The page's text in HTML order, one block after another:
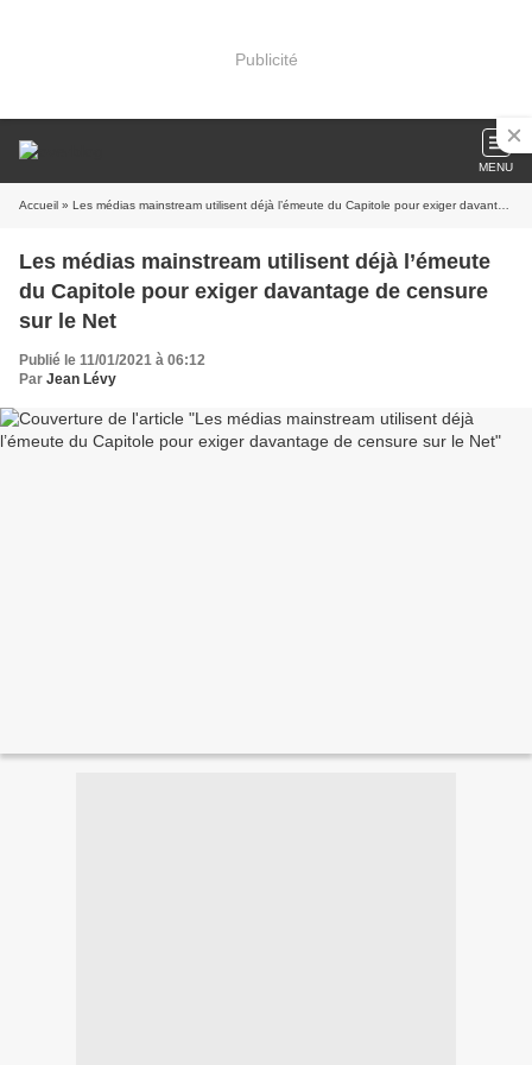
Publicité
MENU
Accueil » Les médias mainstream utilisent déjà l’émeute du Capitole pour exiger davantage de censure sur le Net
Les médias mainstream utilisent déjà l’émeute
du Capitole pour exiger davantage de censure
sur le Net
Publié le 11/01/2021 à 06:12
Par Jean Lévy